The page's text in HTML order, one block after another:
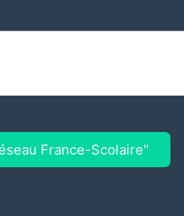
France-Scolaire"